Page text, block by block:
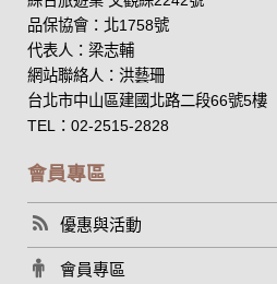
錄等，做為我們增進網站服務的參
用，決不對外公布。
為提供精確的服務，我們會將收集
分析，分析結果之統計數據或說明
外，我們會視需要公佈統計數據及
人之資料。
的個人資料揭露予第三人或使用於
在您於本網站註冊帳號、使用本網
業夥伴處取得個人資料。
當客戶在本網站註冊時，我們會取
身份證字號、電子郵件、出生日期
品保協會：北1758號
代表人：梁志輔
網站聯絡人：洪藝珊
台北市中山區建國北路二段66號5樓
TEL：02-2515-2828
會員專區
優惠與活動
會員專區